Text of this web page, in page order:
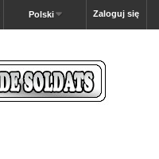
Zaloguj się
Polski